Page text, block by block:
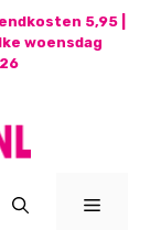
5,95 |
woensdag
Menu